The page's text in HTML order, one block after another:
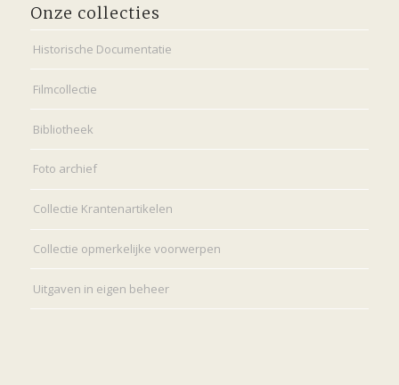
Onze collecties
Historische Documentatie
Filmcollectie
Bibliotheek
Foto archief
Collectie Krantenartikelen
Collectie opmerkelijke voorwerpen
Uitgaven in eigen beheer